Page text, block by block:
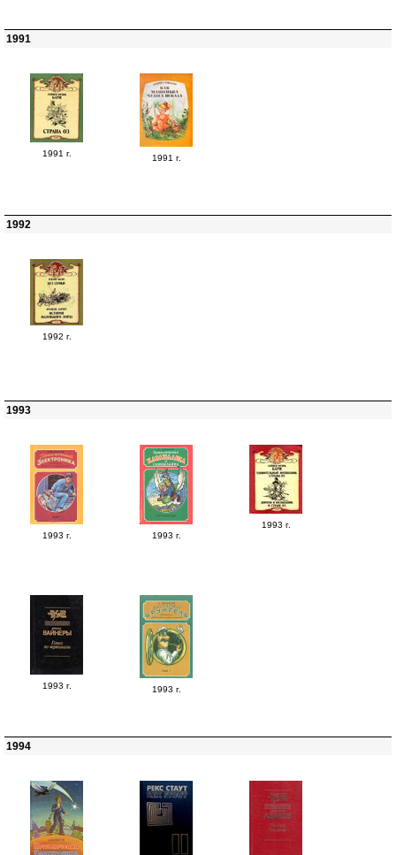
1991
1991 г. 1991 г.
1992
1992 г.
1993
1993 г. 1993 г.
1993 г.
1993 г. 1993 г.
1994